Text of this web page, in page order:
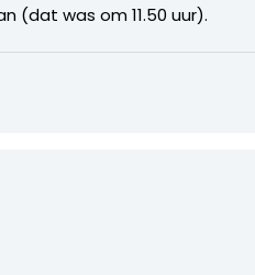
(dat was om 11.50 uur).